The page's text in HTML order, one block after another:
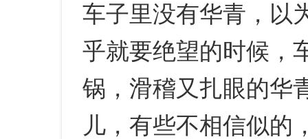
车子里没有华青，以
乎就要绝望的时候，
锅，滑稽又扎眼的华
儿，有些不相信似的